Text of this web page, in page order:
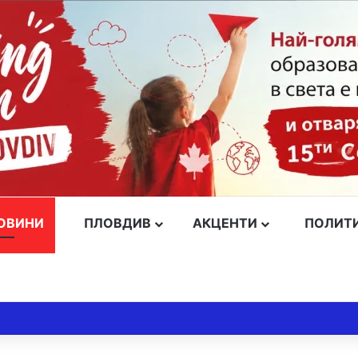
ПЛОВДИВ АКЦЕНТИ